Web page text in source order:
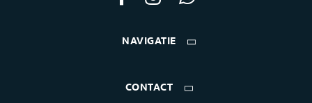
NAVIGATIE
CONTACT